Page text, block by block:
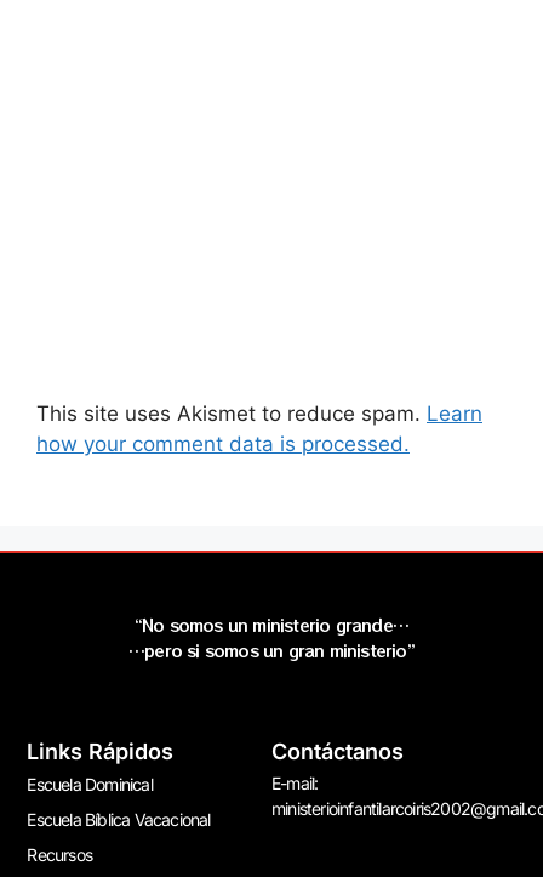
This site uses Akismet to reduce spam. Learn
how your comment data is processed.
“No somos un ministerio grande…
…pero si somos un gran ministerio”
Links Rápidos
Escuela Dominical
Escuela Bíblica Vacacional
Recursos
Contáctanos
E-mail: